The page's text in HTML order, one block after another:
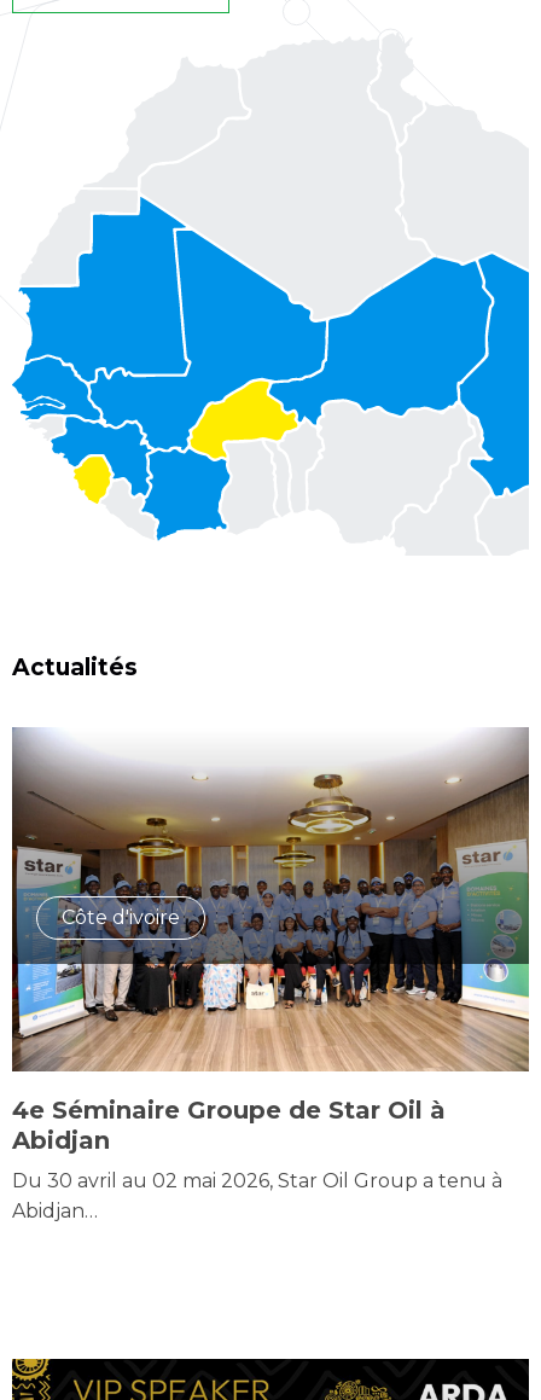
Actualités
Côte d'ivoire
4e Séminaire Groupe de Star Oil à
Abidjan
Du 30 avril au 02 mai 2026, Star Oil Group a tenu à
Abidjan…